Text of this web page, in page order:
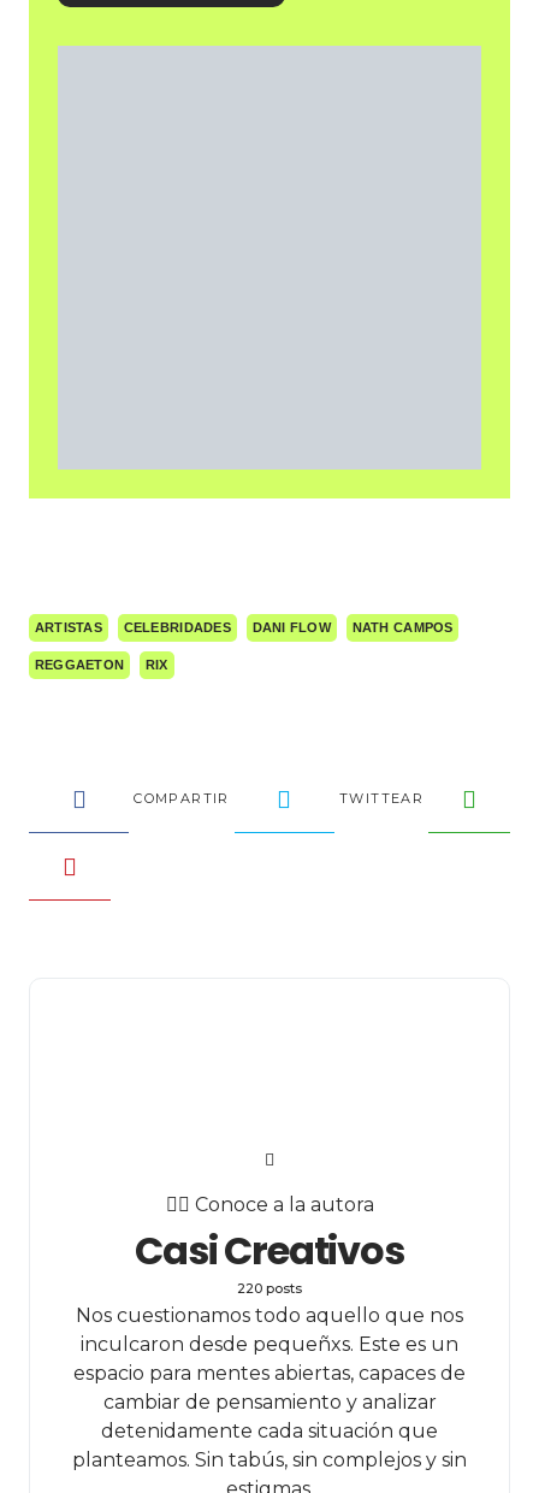
ARTISTAS CELEBRIDADES DANI FLOW NATH CAMPOS
REGGAETON RIX
COMPARTIR TWITTEAR
✍🏻 Conoce a la autora
Casi Creativos
220 posts
Nos cuestionamos todo aquello que nos
inculcaron desde pequeñxs. Este es un
espacio para mentes abiertas, capaces de
cambiar de pensamiento y analizar
detenidamente cada situación que
planteamos. Sin tabús, sin complejos y sin
estigmas.